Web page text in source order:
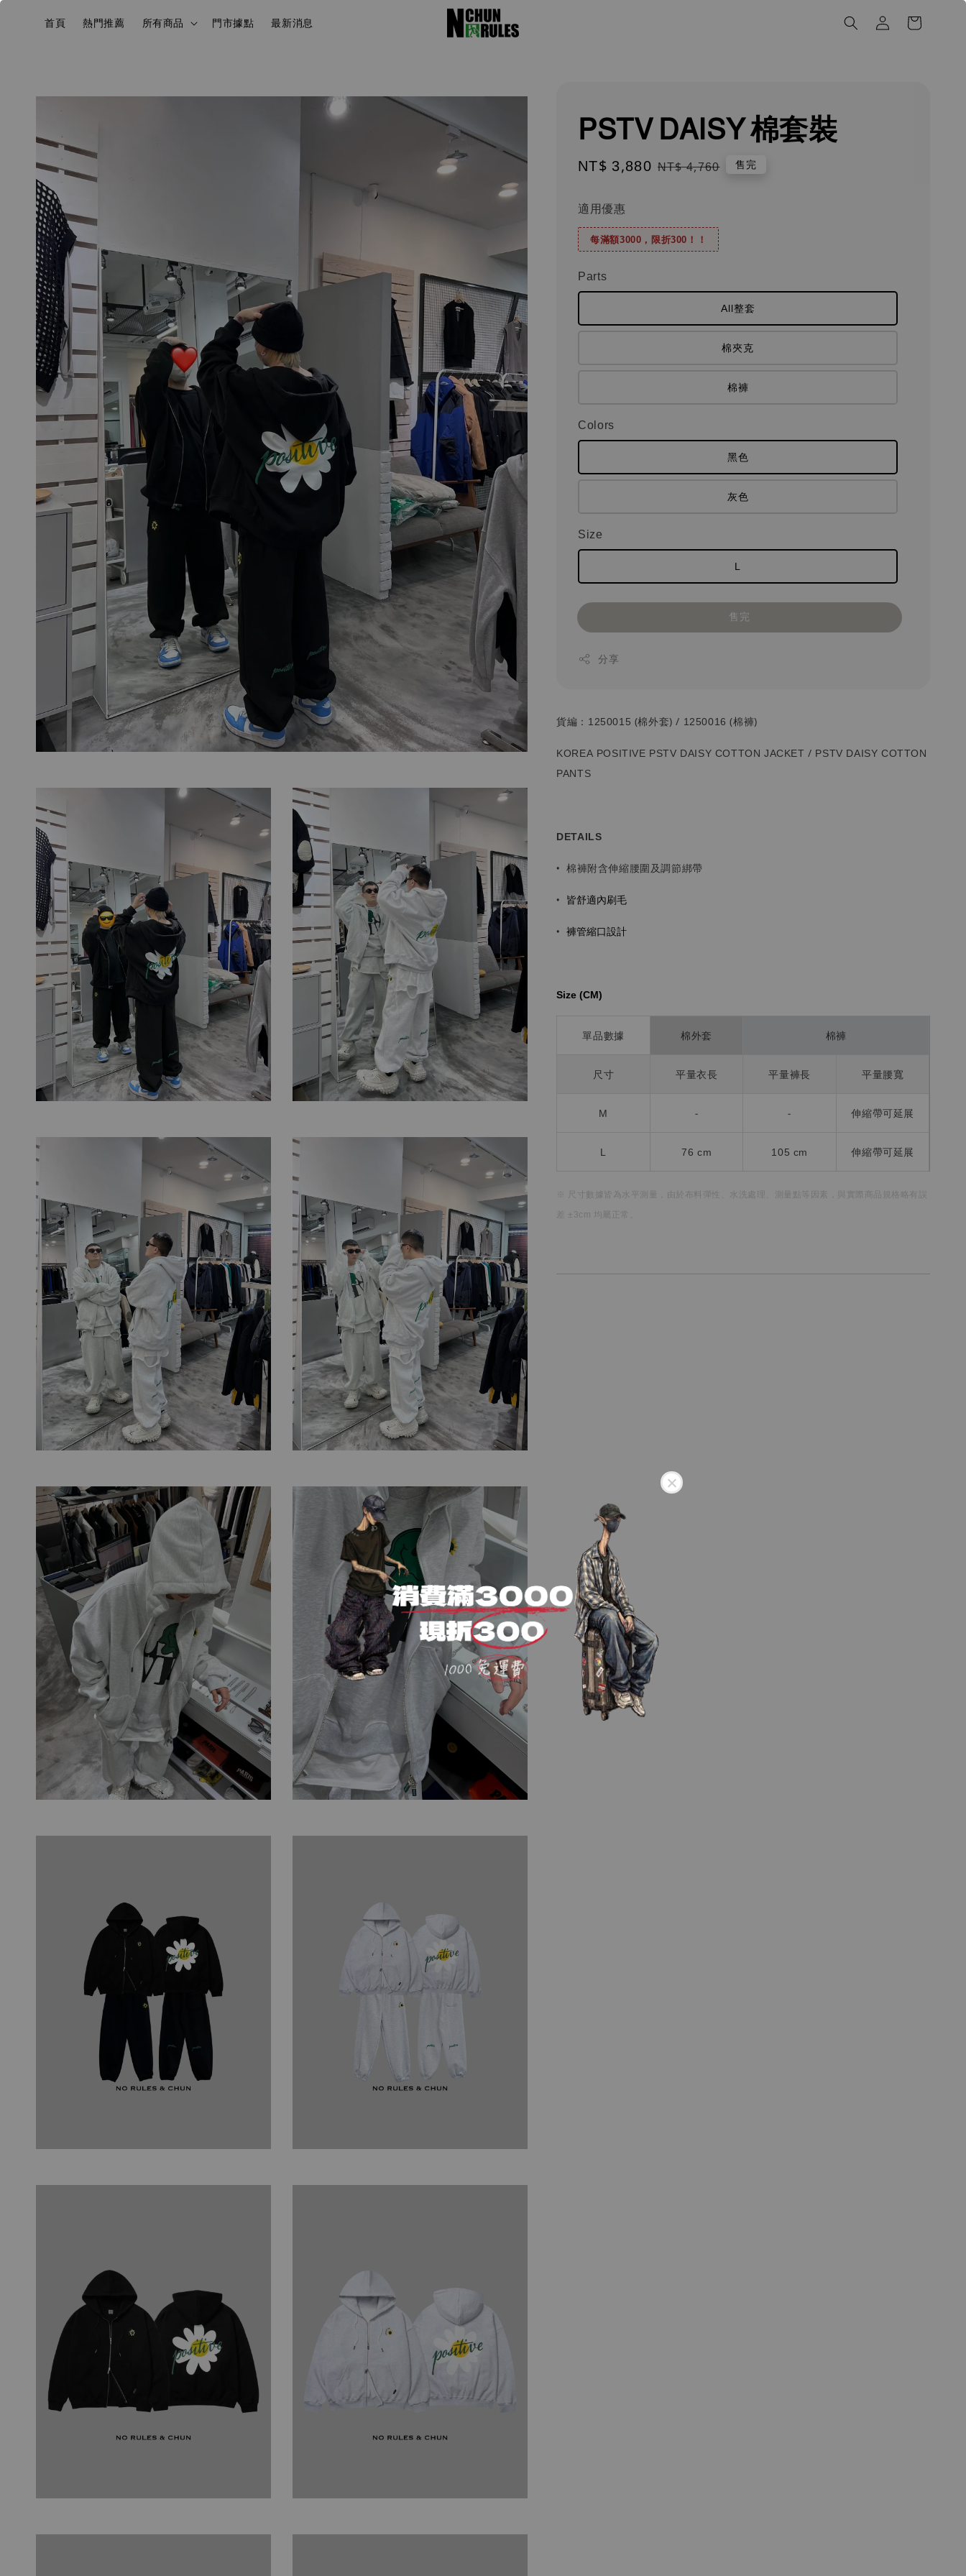
首頁 熱門推薦 所有商品 門市據點 最新消息
PSTV DAISY 棉套裝
Sale
NT$ 3,880 Regular
NT$ 4,760 售完
適用優惠
每滿額3000，限折300！！
Parts
All整套
棉夾克
棉褲
Colors
黑色
灰色
Size
L
售完
分享
貨編：1250015 (棉外套) / 1250016 (棉褲)
KOREA POSITIVE PSTV DAISY COTTON JACKET / PSTV DAISY COTTON
PANTS
DETAILS
• 棉褲附含伸縮腰圍及調節綁帶
• 皆舒適內刷毛
• 褲管縮口設計
Size (CM)⁡⁡
單品數據 棉外套 棉褲
尺寸 平量衣長 平量褲長 平量腰寬
M - - 伸縮帶可延展
L 76 cm 105 cm 伸縮帶可延展
※ 尺寸數據皆為水平測量， 由於布料彈性、水洗處理、測量點等因素，
與實際商品規格略有誤
差 ±3cm 均屬正常。